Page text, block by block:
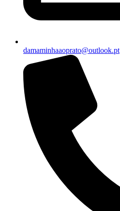
damaminhaaoprato@outlook.pt